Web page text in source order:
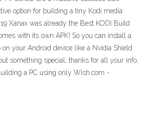
option for building a tiny Kodi media
Xanax was already the Best KODI Build
with its own APK! So you can install a
on your Android device like a Nvidia Shield
something special, thanks for all your info,
a PC using only Wish.com -